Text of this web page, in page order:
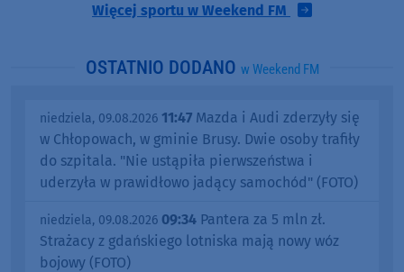
Więcej sportu w Weekend FM
OSTATNIO DODANO w Weekend FM
niedziela, 09.08.2026 11:47 Mazda i Audi zderzyły się
w Chłopowach, w gminie Brusy. Dwie osoby trafiły
do szpitala. "Nie ustąpiła pierwszeństwa i
uderzyła w prawidłowo jadący samochód" (FOTO)
niedziela, 09.08.2026 09:34 Pantera za 5 mln zł.
Strażacy z gdańskiego lotniska mają nowy wóz
bojowy (FOTO)